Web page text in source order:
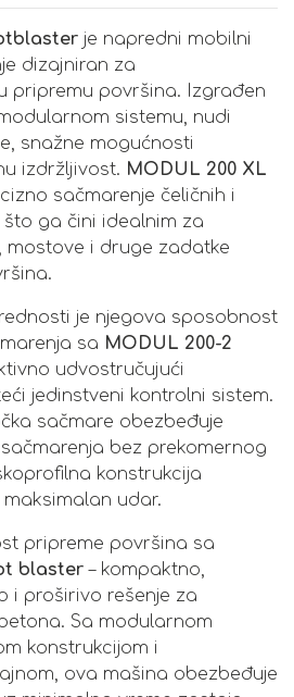
je napredni mobilni
dizajniran za
pripremu površina. Izgrađen
sistemu, nudi
snažne mogućnosti
izdržljivost. MODUL 200 XL
sačmarenje čeličnih i
ga čini idealnim za
mostove i druge zadatke
je njegova sposobnost
sa MODUL 200-2
udvostručujući
jedinstveni kontrolni sistem.
sačmare obezbeđuje
bez prekomernog
konstrukcija
udar.
pripreme površina sa
blaster – kompaktno,
i proširivo rešenje za
Sa modularnom
konstrukcijom i
ova mašina obezbeđuje